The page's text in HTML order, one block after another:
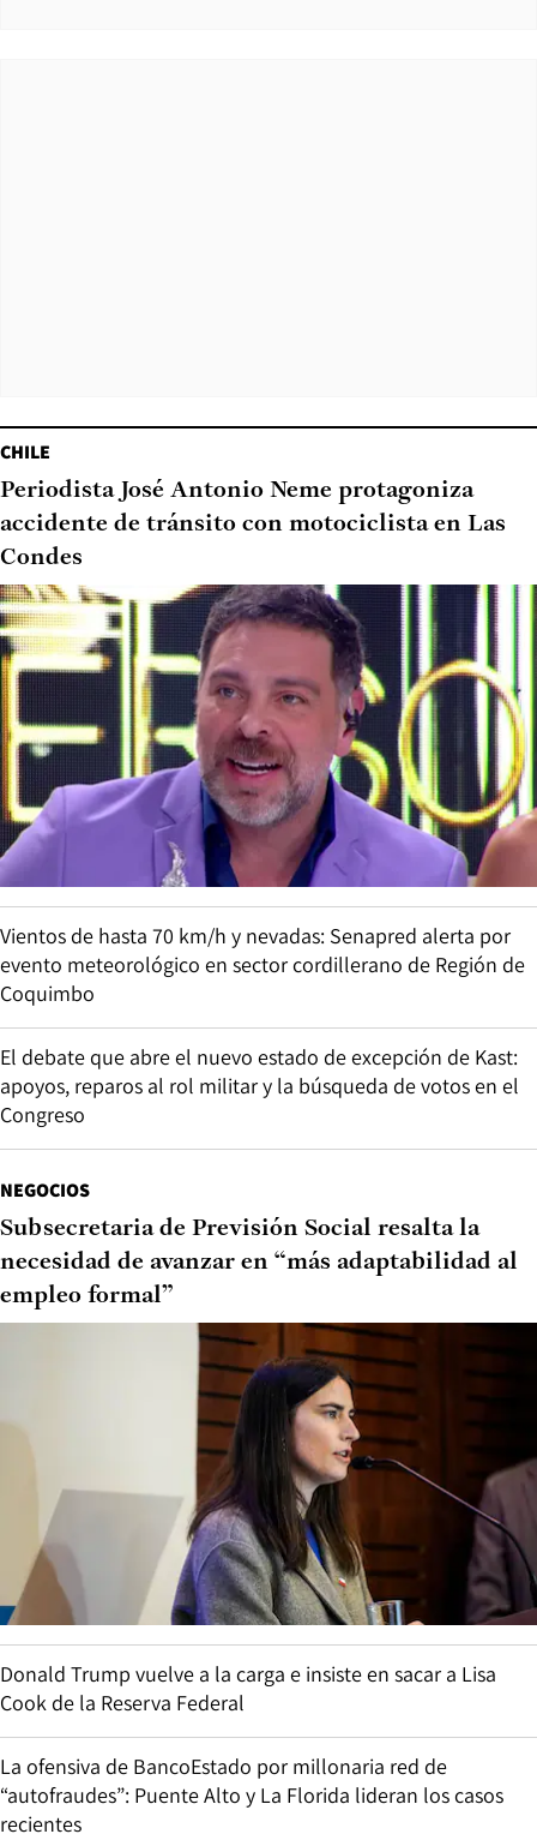
CHILE
Periodista José Antonio Neme protagoniza
accidente de tránsito con motociclista en Las
Condes
Vientos de hasta 70 km/h y nevadas: Senapred alerta por
evento meteorológico en sector cordillerano de Región de
Coquimbo
El debate que abre el nuevo estado de excepción de Kast:
apoyos, reparos al rol militar y la búsqueda de votos en el
Congreso
NEGOCIOS
Subsecretaria de Previsión Social resalta la
necesidad de avanzar en “más adaptabilidad al
empleo formal”
Donald Trump vuelve a la carga e insiste en sacar a Lisa
Cook de la Reserva Federal
La ofensiva de BancoEstado por millonaria red de
“autofraudes”: Puente Alto y La Florida lideran los casos
recientes